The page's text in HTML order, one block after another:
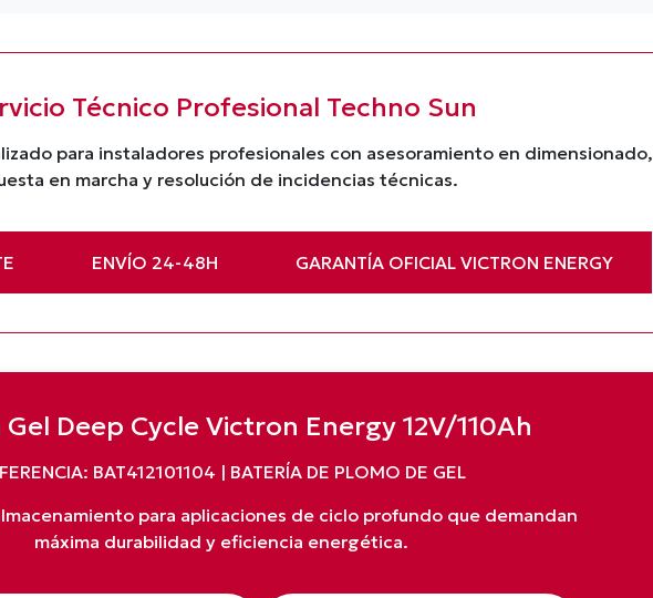
Técnico Profesional Techno Sun
para instaladores profesionales con asesoramiento en dimensionado,
en marcha y resolución de incidencias técnicas.
ENVÍO 24-48H GARANTÍA OFICIAL VICTRON ENERGY
Gel Deep Cycle Victron Energy 12V/110Ah
BAT412101104 | BATERÍA DE PLOMO DE GEL
para aplicaciones de ciclo profundo que demandan
máxima durabilidad y eficiencia energética.